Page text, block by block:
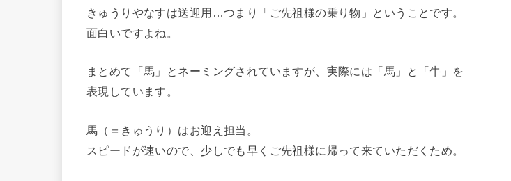
きゅうりやなすは送迎用…つまり「ご先祖様の乗り物」ということです。
面白いですよね。
まとめて「馬」とネーミングされていますが、実際には「馬」と「牛」を
表現しています。
馬（＝きゅうり）はお迎え担当。
スピードが速いので、少しでも早くご先祖様に帰って来ていただくため。